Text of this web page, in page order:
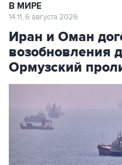
В МИРЕ
14:11, 6 августа 2026
Иран и Оман
возобновления
Ормузский